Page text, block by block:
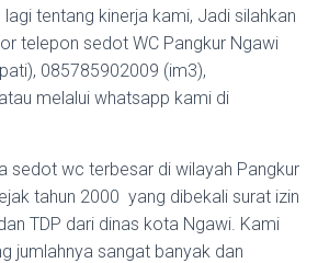
tentang kinerja kami, Jadi silahkan
telepon sedot WC Pangkur Ngawi
085785902009 (im3),
melalui whatsapp kami di
sedot wc terbesar di wilayah Pangkur
tahun 2000 yang dibekali surat izin
TDP dari dinas kota Ngawi. Kami
jumlahnya sangat banyak dan